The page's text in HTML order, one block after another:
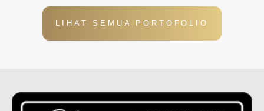
LIHAT SEMUA PORTOFOLIO